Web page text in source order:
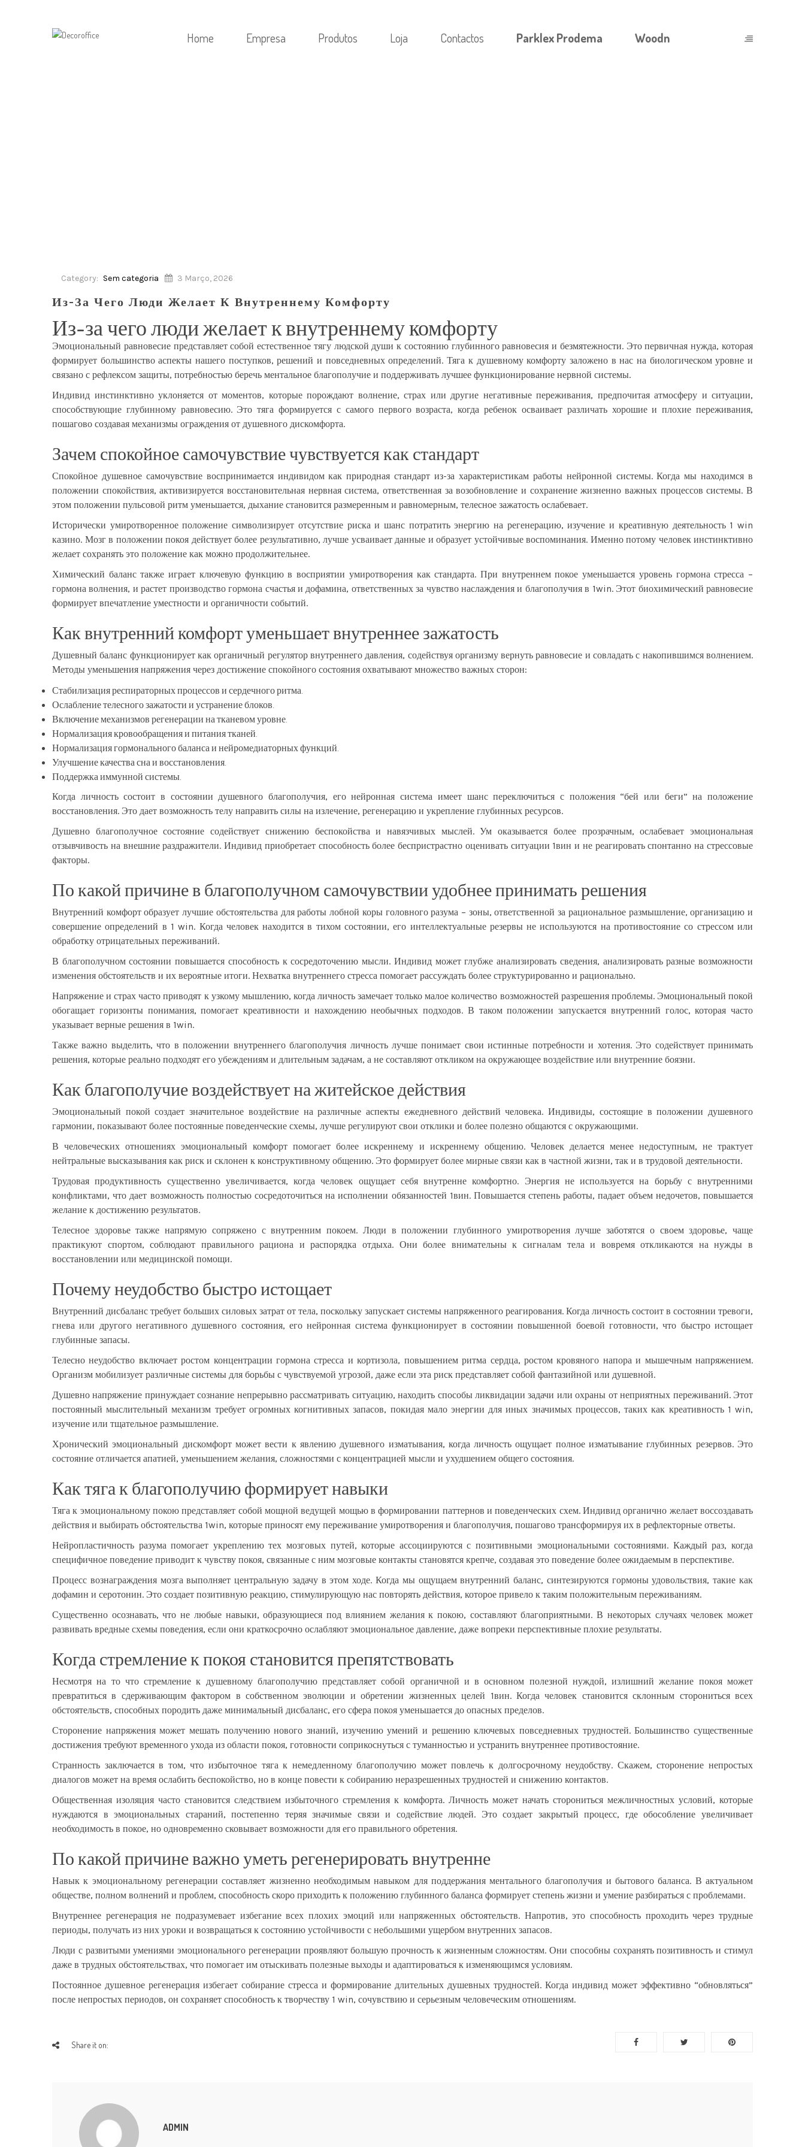
Home Empresa Produtos Loja Contactos Parklex Prodema Woodn
Category: Sem categoria 3 Março, 2026
Из-За Чего Люди Желает К Внутреннему Комфорту
Из-за чего люди желает к внутреннему комфорту
Эмоциональный равновесие представляет собой естественное тягу людской души к состоянию глубинного равновесия и безмятежности. Это первичная нужда, которая
формирует большинство аспекты нашего поступков, решений и повседневных определений. Тяга к душевному комфорту заложено в нас на биологическом уровне и
связано с рефлексом защиты, потребностью беречь ментальное благополучие и поддерживать лучшее функционирование нервной системы.
Индивид инстинктивно уклоняется от моментов, которые порождают волнение, страх или другие негативные переживания, предпочитая атмосферу и ситуации,
способствующие глубинному равновесию. Это тяга формируется с самого первого возраста, когда ребенок осваивает различать хорошие и плохие переживания,
пошагово создавая механизмы ограждения от душевного дискомфорта.
Зачем спокойное самочувствие чувствуется как стандарт
Спокойное душевное самочувствие воспринимается индивидом как природная стандарт из-за характеристикам работы нейронной системы. Когда мы находимся в
положении спокойствия, активизируется восстановительная нервная система, ответственная за возобновление и сохранение жизненно важных процессов системы. В
этом положении пульсовой ритм уменьшается, дыхание становится размеренным и равномерным, телесное зажатость ослабевает.
Исторически умиротворенное положение символизирует отсутствие риска и шанс потратить энергию на регенерацию, изучение и креативную деятельность 1 win
казино. Мозг в положении покоя действует более результативно, лучше усваивает данные и образует устойчивые воспоминания. Именно потому человек инстинктивно
желает сохранять это положение как можно продолжительнее.
Химический баланс также играет ключевую функцию в восприятии умиротворения как стандарта. При внутреннем покое уменьшается уровень гормона стресса –
гормона волнения, и растет производство гормона счастья и дофамина, ответственных за чувство наслаждения и благополучия в 1win. Этот биохимический равновесие
формирует впечатление уместности и органичности событий.
Как внутренний комфорт уменьшает внутреннее зажатость
Душевный баланс функционирует как органичный регулятор внутреннего давления, содействуя организму вернуть равновесие и совладать с накопившимся волнением.
Методы уменьшения напряжения через достижение спокойного состояния охватывают множество важных сторон:
Стабилизация респираторных процессов и сердечного ритма.
Ослабление телесного зажатости и устранение блоков.
Включение механизмов регенерации на тканевом уровне.
Нормализация кровообращения и питания тканей.
Нормализация гормонального баланса и нейромедиаторных функций.
Улучшение качества сна и восстановления.
Поддержка иммунной системы.
Когда личность состоит в состоянии душевного благополучия, его нейронная система имеет шанс переключиться с положения “бей или беги” на положение
восстановления. Это дает возможность телу направить силы на излечение, регенерацию и укрепление глубинных ресурсов.
Душевно благополучное состояние содействует снижению беспокойства и навязчивых мыслей. Ум оказывается более прозрачным, ослабевает эмоциональная
отзывчивость на внешние раздражители. Индивид приобретает способность более беспристрастно оценивать ситуации 1вин и не реагировать спонтанно на стрессовые
факторы.
По какой причине в благополучном самочувствии удобнее принимать решения
Внутренний комфорт образует лучшие обстоятельства для работы лобной коры головного разума – зоны, ответственной за рациональное размышление, организацию и
совершение определений в 1 win. Когда человек находится в тихом состоянии, его интеллектуальные резервы не используются на противостояние со стрессом или
обработку отрицательных переживаний.
В благополучном состоянии повышается способность к сосредоточению мысли. Индивид может глубже анализировать сведения, анализировать разные возможности
изменения обстоятельств и их вероятные итоги. Нехватка внутреннего стресса помогает рассуждать более структурированно и рационально.
Напряжение и страх часто приводят к узкому мышлению, когда личность замечает только малое количество возможностей разрешения проблемы. Эмоциональный покой
обогащает горизонты понимания, помогает креативности и нахождению необычных подходов. В таком положении запускается внутренний голос, которая часто
указывает верные решения в 1win.
Также важно выделить, что в положении внутреннего благополучия личность лучше понимает свои истинные потребности и хотения. Это содействует принимать
решения, которые реально подходят его убеждениям и длительным задачам, а не составляют откликом на окружающее воздействие или внутренние боязни.
Как благополучие воздействует на житейское действия
Эмоциональный покой создает значительное воздействие на различные аспекты ежедневного действий человека. Индивиды, состоящие в положении душевного
гармонии, показывают более постоянные поведенческие схемы, лучше регулируют свои отклики и более полезно общаются с окружающими.
В человеческих отношениях эмоциональный комфорт помогает более искреннему и искреннему общению. Человек делается менее недоступным, не трактует
нейтральные высказывания как риск и склонен к конструктивному общению. Это формирует более мирные связи как в частной жизни, так и в трудовой деятельности.
Трудовая продуктивность существенно увеличивается, когда человек ощущает себя внутренне комфортно. Энергия не используется на борьбу с внутренними
конфликтами, что дает возможность полностью сосредоточиться на исполнении обязанностей 1вин. Повышается степень работы, падает объем недочетов, повышается
желание к достижению результатов.
Телесное здоровье также напрямую сопряжено с внутренним покоем. Люди в положении глубинного умиротворения лучше заботятся о своем здоровье, чаще
практикуют спортом, соблюдают правильного рациона и распорядка отдыха. Они более внимательны к сигналам тела и вовремя откликаются на нужды в
восстановлении или медицинской помощи.
Почему неудобство быстро истощает
Внутренний дисбаланс требует больших силовых затрат от тела, поскольку запускает системы напряженного реагирования. Когда личность состоит в состоянии тревоги,
гнева или другого негативного душевного состояния, его нейронная система функционирует в состоянии повышенной боевой готовности, что быстро истощает
глубинные запасы.
Телесно неудобство включает ростом концентрации гормона стресса и кортизола, повышением ритма сердца, ростом кровяного напора и мышечным напряжением.
Организм мобилизует различные системы для борьбы с чувствуемой угрозой, даже если эта риск представляет собой фантазийной или душевной.
Душевно напряжение принуждает сознание непрерывно рассматривать ситуацию, находить способы ликвидации задачи или охраны от неприятных переживаний. Этот
постоянный мыслительный механизм требует огромных когнитивных запасов, покидая мало энергии для иных значимых процессов, таких как креативность 1 win,
изучение или тщательное размышление.
Хронический эмоциональный дискомфорт может вести к явлению душевного изматывания, когда личность ощущает полное изматывание глубинных резервов. Это
состояние отличается апатией, уменьшением желания, сложностями с концентрацией мысли и ухудшением общего состояния.
Как тяга к благополучию формирует навыки
Тяга к эмоциональному покою представляет собой мощной ведущей мощью в формировании паттернов и поведенческих схем. Индивид органично желает воссоздавать
действия и выбирать обстоятельства 1win, которые приносят ему переживание умиротворения и благополучия, пошагово трансформируя их в рефлекторные ответы.
Нейропластичность разума помогает укреплению тех мозговых путей, которые ассоциируются с позитивными эмоциональными состояниями. Каждый раз, когда
специфичное поведение приводит к чувству покоя, связанные с ним мозговые контакты становятся крепче, создавая это поведение более ожидаемым в перспективе.
Процесс вознаграждения мозга выполняет центральную задачу в этом ходе. Когда мы ощущаем внутренний баланс, синтезируются гормоны удовольствия, такие как
дофамин и серотонин. Это создает позитивную реакцию, стимулирующую нас повторять действия, которое привело к таким положительным переживаниям.
Существенно осознавать, что не любые навыки, образующиеся под влиянием желания к покою, составляют благоприятными. В некоторых случаях человек может
развивать вредные схемы поведения, если они краткосрочно ослабляют эмоциональное давление, даже вопреки перспективные плохие результаты.
Когда стремление к покоя становится препятствовать
Несмотря на то что стремление к душевному благополучию представляет собой органичной и в основном полезной нуждой, излишний желание покоя может
превратиться в сдерживающим фактором в собственном эволюции и обретении жизненных целей 1вин. Когда человек становится склонным сторониться всех
обстоятельств, способных породить даже минимальный дисбаланс, его сфера покоя уменьшается до опасных пределов.
Сторонение напряжения может мешать получению нового знаний, изучению умений и решению ключевых повседневных трудностей. Большинство существенные
достижения требуют временного ухода из области покоя, готовности соприкоснуться с туманностью и устранить внутреннее противостояние.
Странность заключается в том, что избыточное тяга к немедленному благополучию может повлечь к долгосрочному неудобству. Скажем, сторонение непростых
диалогов может на время ослабить беспокойство, но в конце повести к собиранию неразрешенных трудностей и снижению контактов.
Общественная изоляция часто становится следствием избыточного стремления к комфорта. Личность может начать сторониться межличностных условий, которые
нуждаются в эмоциональных стараний, постепенно теряя значимые связи и содействие людей. Это создает закрытый процесс, где обособление увеличивает
необходимость в покое, но одновременно сковывает возможности для его правильного обретения.
По какой причине важно уметь регенерировать внутренне
Навык к эмоциональному регенерации составляет жизненно необходимым навыком для поддержания ментального благополучия и бытового баланса. В актуальном
обществе, полном волнений и проблем, способность скоро приходить к положению глубинного баланса формирует степень жизни и умение разбираться с проблемами.
Внутреннее регенерация не подразумевает избегание всех плохих эмоций или напряженных обстоятельств. Напротив, это способность проходить через трудные
периоды, получать из них уроки и возвращаться к состоянию устойчивости с небольшими ущербом внутренних запасов.
Люди с развитыми умениями эмоционального регенерации проявляют большую прочность к жизненным сложностям. Они способны сохранять позитивность и стимул
даже в трудных обстоятельствах, что помогает им отыскивать полезные выходы и адаптироваться к изменяющимся условиям.
Постоянное душевное регенерация избегает собирание стресса и формирование длительных душевных трудностей. Когда индивид может эффективно “обновляться”
после непростых периодов, он сохраняет способность к творчеству 1 win, сочувствию и серьезным человеческим отношениям.
Share it on:
ADMIN